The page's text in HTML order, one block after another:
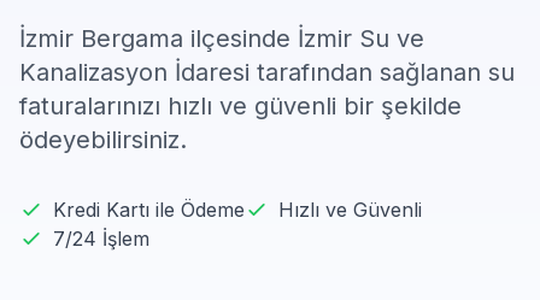
İzmir Bergama ilçesinde İzmir Su ve
Kanalizasyon İdaresi tarafından sağlanan su
faturalarınızı hızlı ve güvenli bir şekilde
ödeyebilirsiniz.
Kredi Kartı ile Ödeme
Hızlı ve Güvenli
7/24 İşlem